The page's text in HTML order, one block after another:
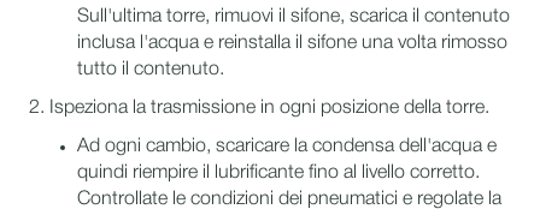
Sull'ultima torre, rimuovi il sifone, scarica il contenuto
inclusa l'acqua e reinstalla il sifone una volta rimosso
tutto il contenuto.
2. Ispeziona la trasmissione in ogni posizione della torre.
Ad ogni cambio, scaricare la condensa dell'acqua e
quindi riempire il lubrificante fino al livello corretto.
Controllate le condizioni dei pneumatici e regolate la